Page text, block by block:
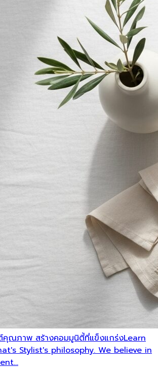
คุณภาพ สร้างคอมมูนิตี้ที่แข็งแกร่งLearn
Stylist's philosophy. We believe in